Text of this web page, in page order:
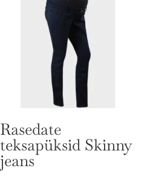
Rasedate
teksapüksid Skinny
jeans